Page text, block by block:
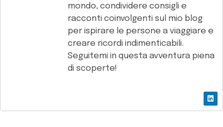
mondo, condividere consigli e
racconti coinvolgenti sul mio blog
per ispirare le persone a viaggiare e
creare ricordi indimenticabili.
Seguitemi in questa avventura piena
di scoperte!